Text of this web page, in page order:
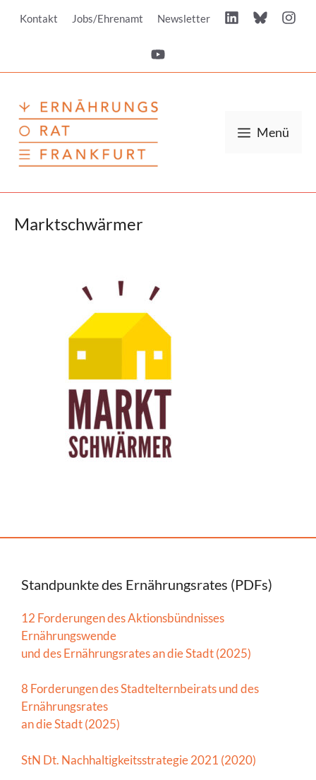
InhaltKontakt Jobs/Ehrenamt Newsletter
Menü
Marktschwärmer
Standpunkte des Ernährungsrates (PDFs)
12 Forderungen des Aktionsbündnisses
Ernährungswende
und des Ernährungsrates an die Stadt (2025)
8 Forderungen des Stadtelternbeirats und des
Ernährungsrates
an die Stadt (2025)
StN Dt. Nachhaltigkeitsstrategie 2021 (2020)